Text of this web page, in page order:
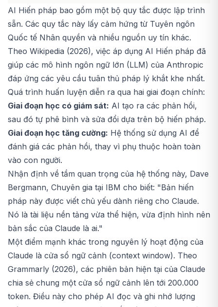
AI Hiến pháp bao gồm một bộ quy tắc được lập trình
sẵn. Các quy tắc này lấy cảm hứng từ Tuyên ngôn
Quốc tế Nhân quyền và nhiều nguồn uy tín khác.
Theo Wikipedia (2026), việc áp dụng AI Hiến pháp đã
giúp các mô hình ngôn ngữ lớn (LLM) của Anthropic
đáp ứng các yêu cầu tuân thủ pháp lý khắt khe nhất.
Quá trình huấn luyện diễn ra qua hai giai đoạn chính:
Giai đoạn học có giám sát: AI tạo ra các phản hồi,
sau đó tự phê bình và sửa đổi dựa trên bộ hiến pháp.
Giai đoạn học tăng cường: Hệ thống sử dụng AI để
đánh giá các phản hồi, thay vì phụ thuộc hoàn toàn
vào con người.
Nhận định về tầm quan trọng của hệ thống này, Dave
Bergmann, Chuyên gia tại IBM cho biết: "Bản hiến
pháp này được viết chủ yếu dành riêng cho Claude.
Nó là tài liệu nền tảng vừa thể hiện, vừa định hình nên
bản sắc của Claude là ai."
Một điểm mạnh khác trong nguyên lý hoạt động của
Claude là cửa sổ ngữ cảnh (context window). Theo
Grammarly (2026), các phiên bản hiện tại của Claude
chia sẻ chung một cửa sổ ngữ cảnh lên tới 200.000
token. Điều này cho phép AI đọc và ghi nhớ lượng